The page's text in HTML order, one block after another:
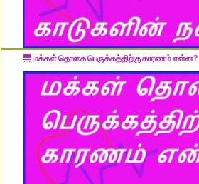
மக்கள் தொகை பெருக்கத்திற்கு காரணம் என்ன?